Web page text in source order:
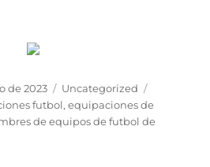
de 2023 Categorías
Uncategorized
futbol,equipaciones de
de equipos de futbol de